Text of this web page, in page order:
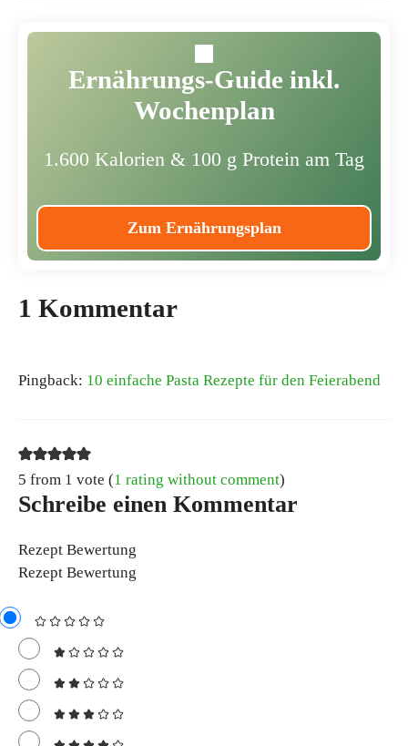
Ernährungs-Guide inkl.
Wochenplan
1.600 Kalorien & 100 g Protein am Tag
Zum Ernährungsplan
1 Kommentar
Pingback: 10 einfache Pasta Rezepte für den Feierabend
5 from 1 vote (1 rating without comment)
Schreibe einen Kommentar
Rezept Bewertung
Rezept Bewertung